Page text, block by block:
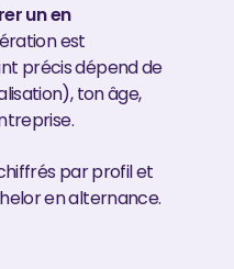
un en
est
précis dépend de
ton âge,
par profil et
en alternance.